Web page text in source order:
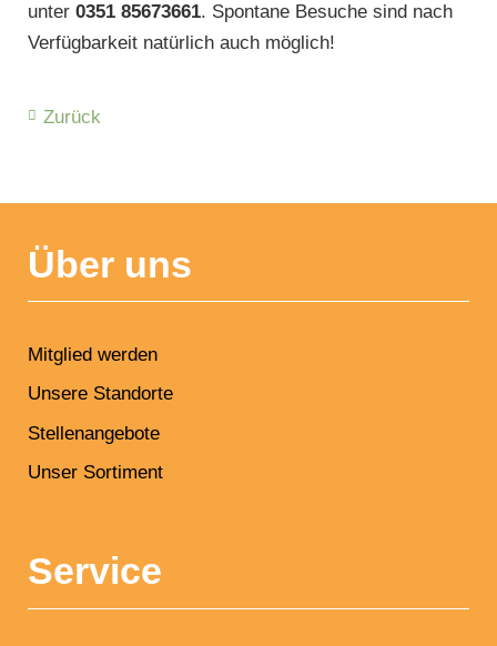
unter 0351 85673661. Spontane Besuche sind nach
Verfügbarkeit natürlich auch möglich!
Zurück
Über uns
Mitglied werden
Unsere Standorte
Stellenangebote
Unser Sortiment
Service